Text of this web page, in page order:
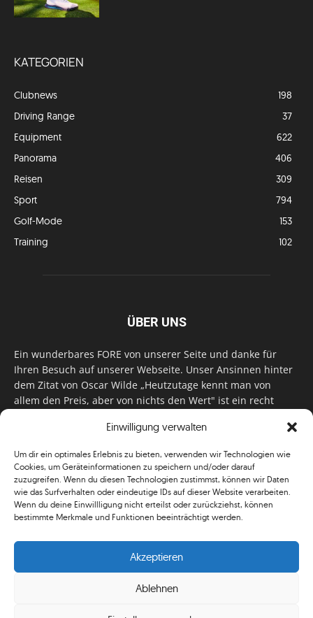
Einwilligung verwalten
Um dir ein optimales Erlebnis zu bieten, verwenden wir Technologien wie
Cookies, um Geräteinformationen zu speichern und/oder darauf
zuzugreifen. Wenn du diesen Technologien zustimmst, können wir Daten
wie das Surfverhalten oder eindeutige IDs auf dieser Website verarbeiten.
Wenn du deine Einwillligung nicht erteilst oder zurückziehst, können
bestimmte Merkmale und Funktionen beeinträchtigt werden.
Akzeptieren
Ablehnen
KATEGORIEN
Clubnews
198
Driving Range
37
Equipment
622
Panorama
406
Reisen
309
Sport
794
Golf-Mode
153
Training
102
ÜBER UNS
Ein wunderbares FORE von unserer Seite und danke für
Ihren Besuch auf unserer Webseite. Unser Ansinnen hinter
dem Zitat von Oscar Wilde „Heutzutage kennt man von
allem den Preis, aber von nichts den Wert" ist ein recht
für Monat unser Bestes, um Sie mit außergewöhnlichen
zu versorgen. Im Magazin, auf unserer Website & auf
unseren Social Media Plattformen! Das verdient im
klassischen Wortsinn nicht nur Anerkennung!